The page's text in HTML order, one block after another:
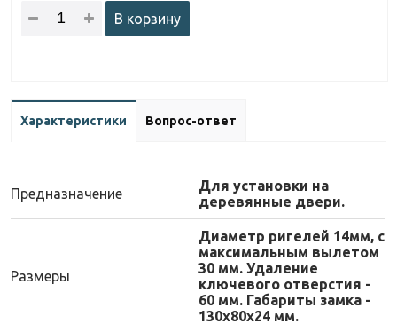
В корзину
Характеристики Вопрос-ответ
Предназначение
Для установки на
деревянные двери.
Размеры
Диаметр ригелей 14мм, с
максимальным вылетом
30 мм. Удаление
ключевого отверстия -
60 мм. Габариты замка -
130х80х24 мм.